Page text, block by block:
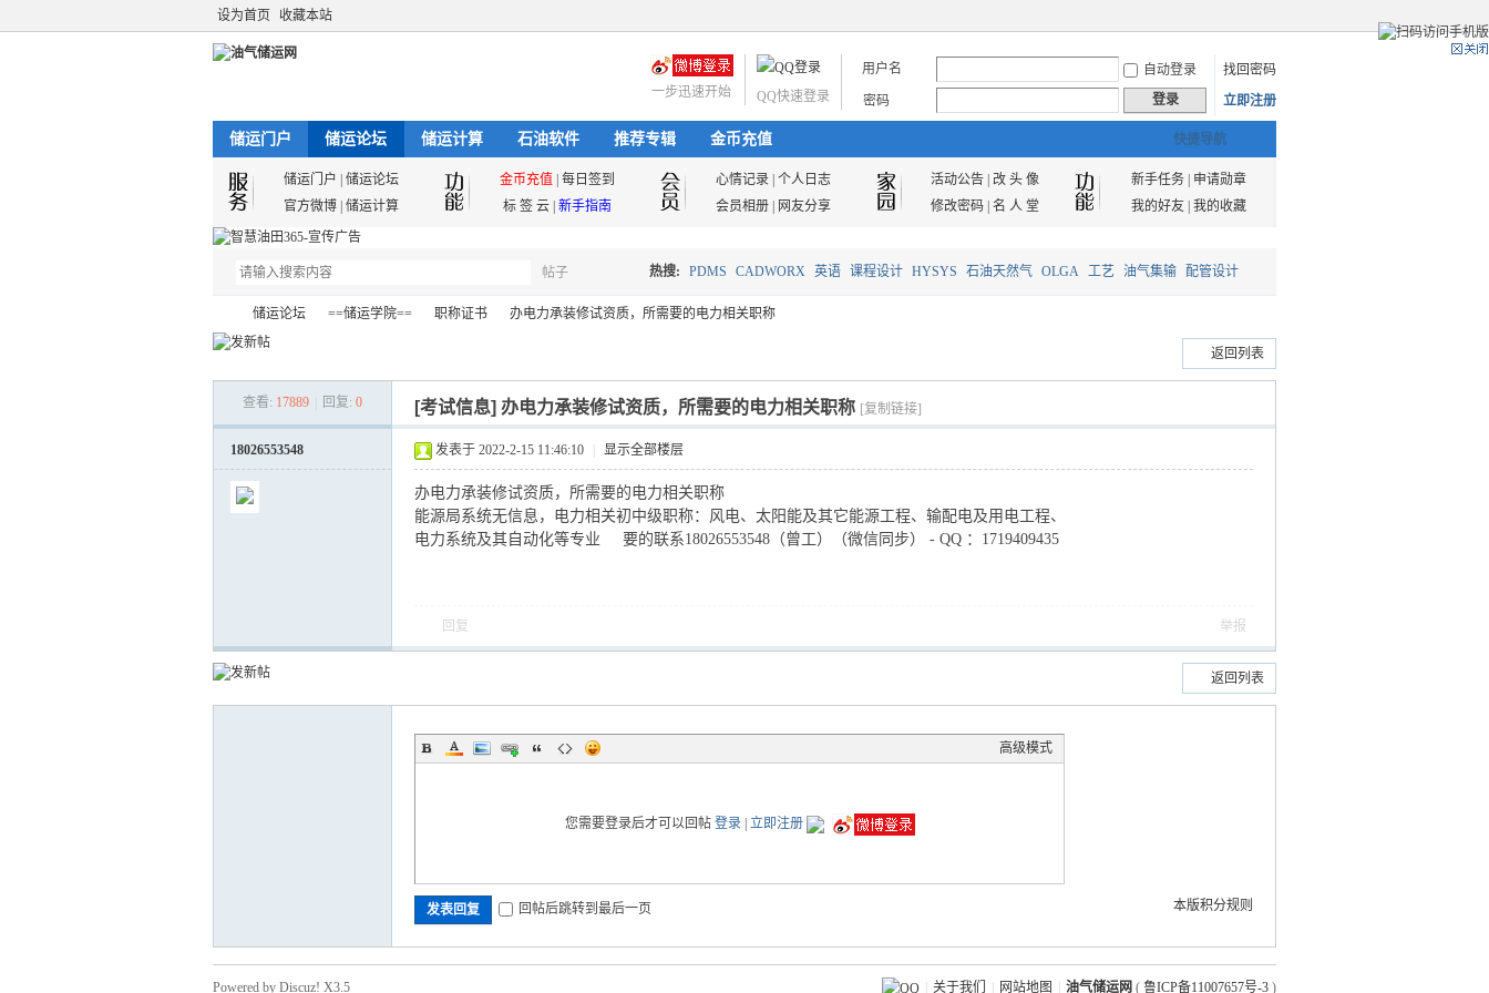
设为首页 收藏本站
用户名 自动登录
找回密码
密码
登录 立即注册
QQ快速登录
一步迅速开始
快捷导航
储运门户 储运论坛 储运计算 石油软件 推荐专辑 金币充值
储运门户 储运论坛 金币充值 每日签到 心情记录 个人日志 活动公告| 改 头 像 新手任务|
申请勋章
官方微博 储运计算 标 签 云 新手指南 会员相册 网友分享 修改密码| 名 人 堂 我的好友| 我的收藏
帖子
搜
索
热搜: PDMS CADWORX 英语 课程设计 HYSYS 石油天然气 OLGA 工艺 油气集输 配管设计
油气储运
储运论坛
›
==储运学院== 职称证书
›
办电力承装修试资质，所需要的电力相关职称
返回列表
查看: 17889 回复: 0 [考试信息] 办电力承装修试资质，所需要的电力相关职称 [复制链接]
18026553548 发表于 2022-2-15 11:46:10 显示全部楼层
办电力承装修试资质，所需要的电力相关职称
能源局系统无信息，电力相关初中级职称：风电、太阳能及其它能源工程、输配电及用电工程、
电力系统及其自动化等专业 要的联系18026553548（曾工）（微信同步） - QQ ：1719409435
回复 举报
返回列表
高级模式
您需要登录后才可以回帖 登录| 立即注册
本版积分规则
发表回复 回帖后跳转到最后一页
关于我们 网站地图 油气储运网 ( 鲁ICP备11007657号-3 )
Powered by Discuz! X3.5